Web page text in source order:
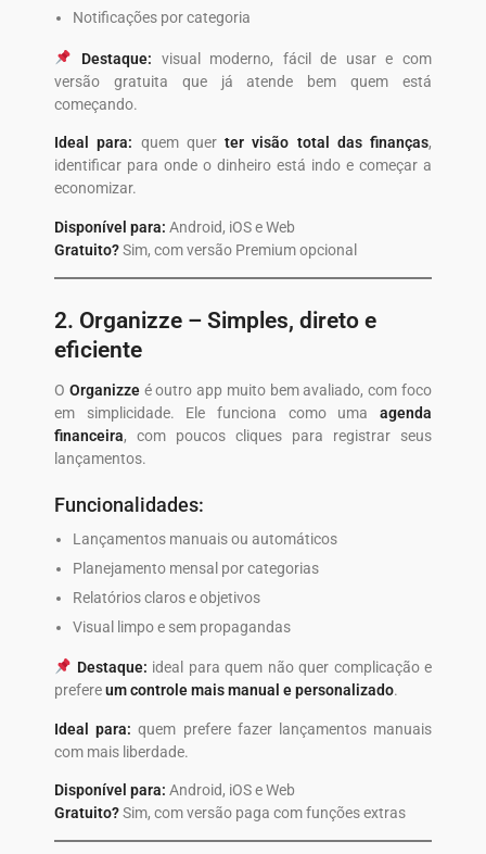
Notificações por categoria
Destaque: visual moderno, fácil de usar e com
versão gratuita que já atende bem quem está
começando.
Ideal para: quem quer ter visão total das finanças,
identificar para onde o dinheiro está indo e começar a
economizar.
Disponível para: Android, iOS e Web
Gratuito?Sim, com versão Premium opcional
2. Organizze – Simples, direto e
eficiente
O Organizzeé outro app muito bem avaliado, com foco
em simplicidade. Ele funciona como uma agenda
financeira, com poucos cliques para registrar seus
lançamentos.
Funcionalidades:
Lançamentos manuais ou automáticos
Planejamento mensal por categorias
Relatórios claros e objetivos
Visual limpo e sem propagandas
Destaque: ideal para quem não quer complicação e
prefereum controle mais manual e personalizado.
Ideal para: quem prefere fazer lançamentos manuais
com mais liberdade.
Disponível para: Android, iOS e Web
Gratuito?Sim, com versão paga com funções extras